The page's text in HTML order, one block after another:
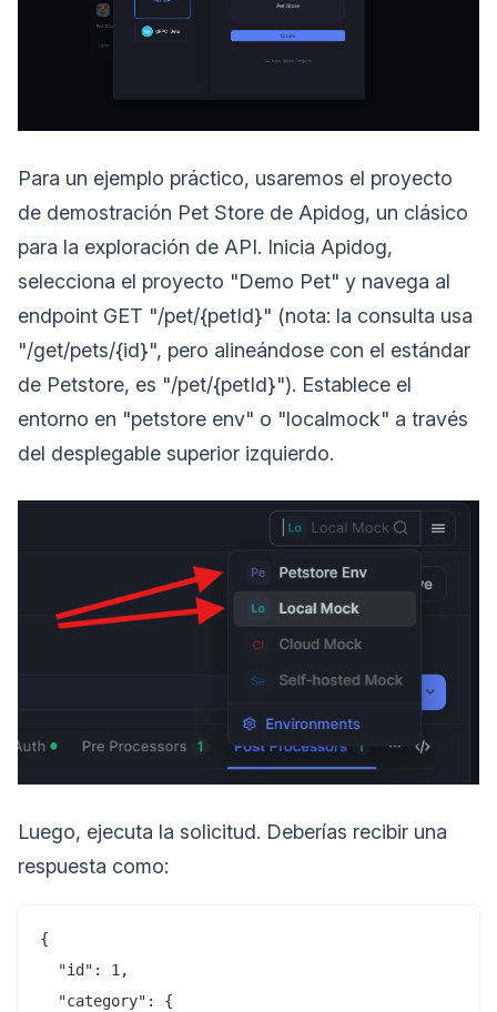
Para un ejemplo práctico, usaremos el proyecto
de demostración Pet Store de Apidog, un clásico
para la exploración de API. Inicia Apidog,
selecciona el proyecto "Demo Pet" y navega al
endpoint GET "/pet/{petId}" (nota: la consulta usa
"/get/pets/{id}", pero alineándose con el estándar
de Petstore, es "/pet/{petId}"). Establece el
entorno en "petstore env" o "localmock" a través
del desplegable superior izquierdo.
Luego, ejecuta la solicitud. Deberías recibir una
respuesta como:
{
  "id": 1,
  "category": {